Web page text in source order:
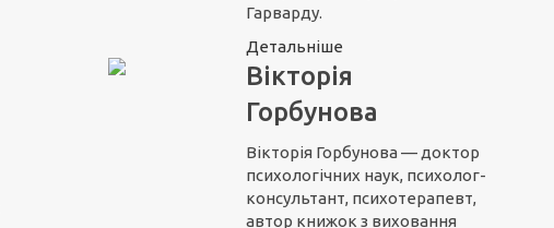
Гарварду.
Детальніше
Вікторія
Горбунова
Вікторія Горбунова — доктор
психологічних наук, психолог-
консультант, психотерапевт,
автор книжок з виховання